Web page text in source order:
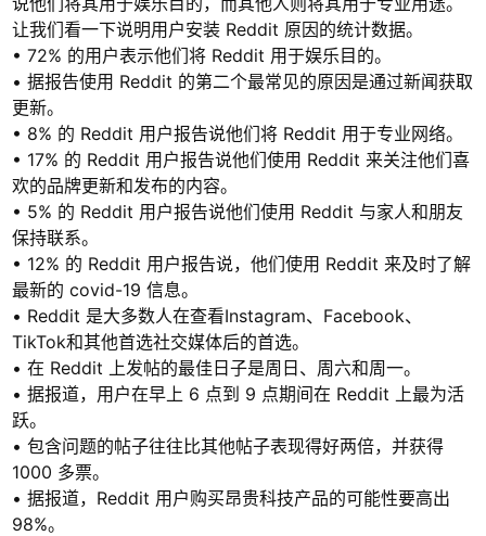
让我们看一下说明用户安装 Reddit 原因的统计数据。
• 72% 的用户表示他们将 Reddit 用于娱乐目的。
• 据报告使用 Reddit 的第二个最常见的原因是通过新闻获取
更新。
• 8% 的 Reddit 用户报告说他们将 Reddit 用于专业网络。
• 17% 的 Reddit 用户报告说他们使用 Reddit 来关注他们喜
欢的品牌更新和发布的内容。
• 5% 的 Reddit 用户报告说他们使用 Reddit 与家人和朋友
保持联系。
• 12% 的 Reddit 用户报告说，他们使用 Reddit 来及时了解
最新的 covid-19 信息。
• Reddit 是大多数人在查看Instagram、Facebook、
TikTok和其他首选社交媒体后的首选。
• 在 Reddit 上发帖的最佳日子是周日、周六和周一。
• 据报道，用户在早上 6 点到 9 点期间在 Reddit 上最为活
跃。
• 包含问题的帖子往往比其他帖子表现得好两倍，并获得
1000 多票。
• 据报道，Reddit 用户购买昂贵科技产品的可能性要高出
98%。